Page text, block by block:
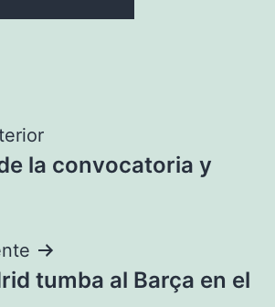
la convocatoria y
tumba al Barça en el